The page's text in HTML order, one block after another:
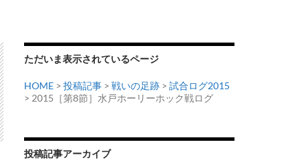
ただいま表示されているページ
HOME > 投稿記事 > 戦いの足跡 > 試合ログ2015
> 2015［第8節］水戸ホーリーホック戦ログ
投稿記事アーカイブ